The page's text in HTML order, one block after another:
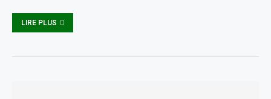
LIRE PLUS